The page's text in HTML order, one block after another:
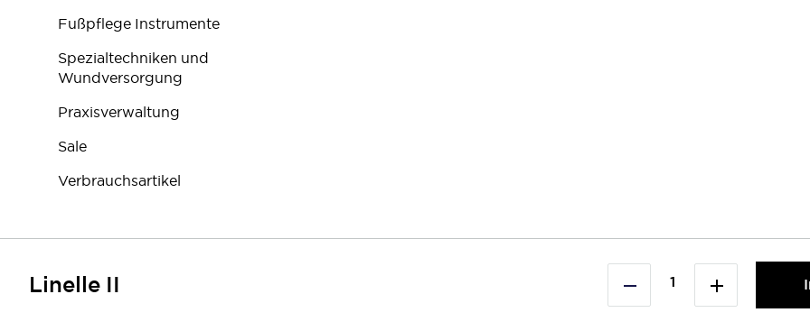
Linelle II
Fußpflege Instrumente
Spezialtechniken und
Wundversorgung
Praxisverwaltung
Sale
Verbrauchsartikel